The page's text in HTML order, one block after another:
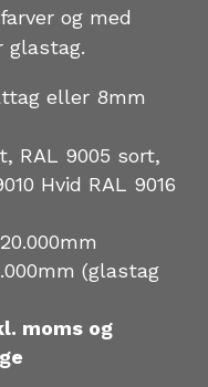
og med
glastag.
eller 8mm
RAL 9005 sort,
Hvid RAL 9016
(glastag
moms og